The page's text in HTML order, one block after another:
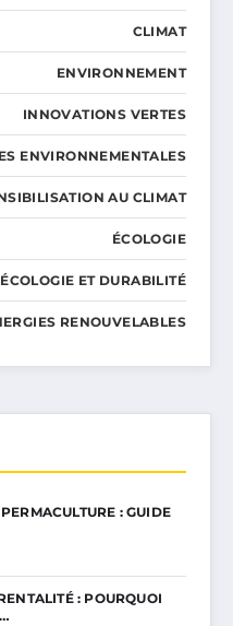
CLIMAT
ENVIRONNEMENT
INNOVATIONS VERTES
ENVIRONNEMENTALES
AU CLIMAT
ÉCOLOGIE
ÉCOLOGIE ET DURABILITÉ
RENOUVELABLES
: GUIDE
: POURQUOI